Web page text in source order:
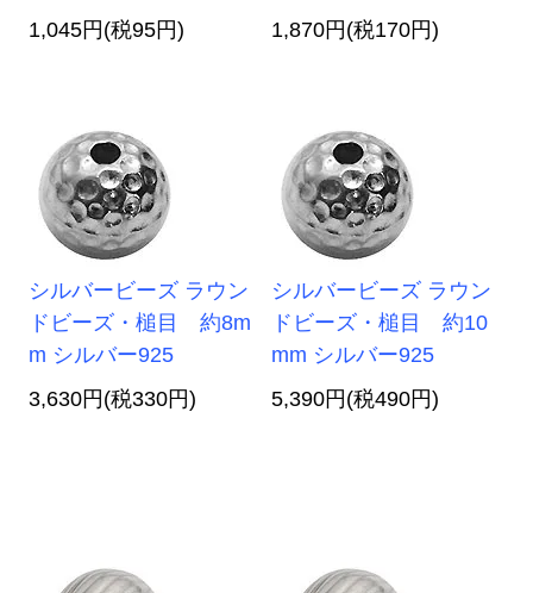
1,045円(税95円)
1,870円(税170円)
シルバービーズ ラウン
ドビーズ・槌目 約8m
m シルバー925
3,630円(税330円)
シルバービーズ ラウン
ドビーズ・槌目 約10
mm シルバー925
5,390円(税490円)